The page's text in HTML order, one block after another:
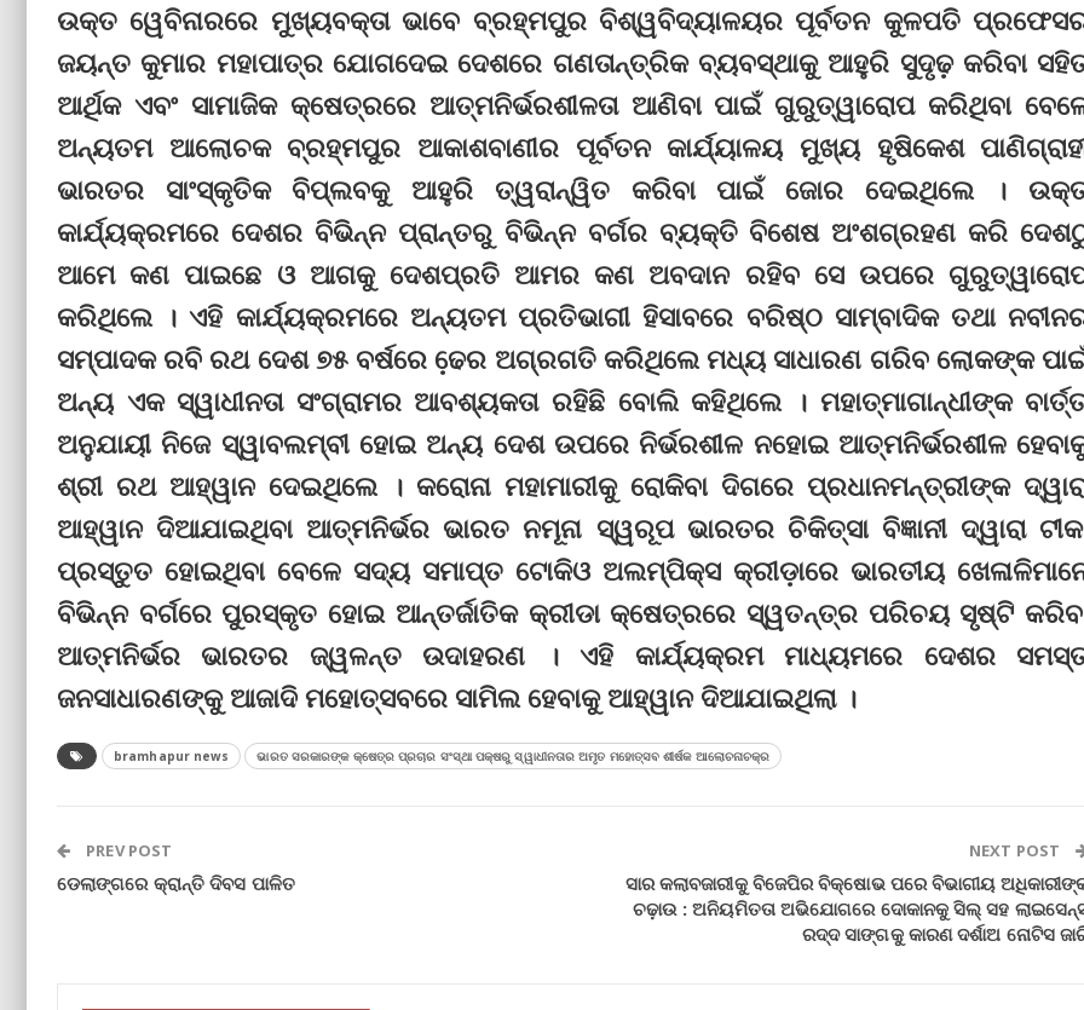
ଉକ୍ତ ୱେବିନାରରେ ମୁଖ୍ୟବକ୍ତା ଭାବେ ବ୍ରହ୍ମପୁର ବିଶ୍ୱବିଦ୍ୟାଳୟର ପୂର୍ବତନ କୁଳପତି
ଜୟନ୍ତ କୁମାର ମହାପାତ୍ର ଯୋଗଦେଇ ଦେଶରେ ଗଣତାନ୍ତ୍ରିକ ବ୍ୟବସ୍ଥାକୁ ଆହୁରି ସୁଦୃଢ଼ କରିବା
ଆର୍ଥିକ ଏବଂ ସାମାଜିକ କ୍ଷେତ୍ରରେ ଆତ୍ମନିର୍ଭରଶୀଳତା ଆଣିବା ପାଇଁ ଗୁରୁତ୍ୱାରୋପ କରିଥିବା
ଅନ୍ୟତମ ଆଲୋଚକ ବ୍ରହ୍ମପୁର ଆକାଶବାଣୀର ପୂର୍ବତନ କାର୍ଯ୍ୟାଳୟ ମୁଖ୍ୟ ହୃଷିକେଶ
ଭାରତର ସାଂସ୍କୃତିକ ବିପ୍ଲବକୁ ଆହୁରି ତ୍ୱରାନ୍ୱିତ କରିବା ପାଇଁ ଜୋର ଦେଇଥିଲେ ।
କାର୍ଯ୍ୟକ୍ରମରେ ଦେଶର ବିଭିନ୍ନ ପ୍ରାନ୍ତରୁ ବିଭିନ୍ନ ବର୍ଗର ବ୍ୟକ୍ତି ବିଶେଷ ଅଂଶଗ୍ରହଣ କରି
ଆମେ କଣ ପାଇଛେ ଓ ଆଗକୁ ଦେଶପ୍ରତି ଆମର କଣ ଅବଦାନ ରହିବ ସେ ଉପରେ
କରିଥିଲେ । ଏହି କାର୍ଯ୍ୟକ୍ରମରେ ଅନ୍ୟତମ ପ୍ରତିଭାଗୀ ହିସାବରେ ବରିଷ୍ଠ ସାମ୍ବାଦିକ ତଥା
ସମ୍ପାଦକ ରବି ରଥ ଦେଶ ୭୫ ବର୍ଷରେ ଢେ଼ର ଅଗ୍ରଗତି କରିଥିଲେ ମଧ୍ୟ ସାଧାରଣ ଗରିବ ଲୋକଙ୍କ
ଅନ୍ୟ ଏକ ସ୍ୱାଧୀନତା ସଂଗ୍ରାମର ଆବଶ୍ୟକତା ରହିଛି ବୋଲି କହିଥିଲେ । ମହାତ୍ମାଗାନ୍ଧୀଙ୍କ
ଅନୁଯାୟୀ ନିଜେ ସ୍ୱାବଲମ୍ବୀ ହୋଇ ଅନ୍ୟ ଦେଶ ଉପରେ ନିର୍ଭରଶୀଳ ନହୋଇ ଆତ୍ମନିର୍ଭରଶୀଳ
ଶ୍ରୀ ରଥ ଆହ୍ୱାନ ଦେଇଥିଲେ । କରୋନା ମହାମାରୀକୁ ରୋକିବା ଦିଗରେ ପ୍ରଧାନମନ୍ତ୍ରୀଙ୍କ
ଆହ୍ୱାନ ଦିଆଯାଇଥିବା ଆତ୍ମନିର୍ଭର ଭାରତ ନମୂନା ସ୍ୱରୂପ ଭାରତର ଚିକିତ୍ସା ବିଜ୍ଞାନୀ ଦ୍ୱାରା
ପ୍ରସ୍ତୁତ ହୋଇଥିବା ବେଳେ ସଦ୍ୟ ସମାପ୍ତ ଟୋକିଓ ଅଲମ୍ପିକ୍ସ କ୍ରୀଡ଼ାରେ ଭାରତୀୟ
ବିଭିନ୍ନ ବର୍ଗରେ ପୁରସ୍କୃତ ହୋଇ ଆନ୍ତର୍ଜାତିକ କ୍ରୀଡା କ୍ଷେତ୍ରରେ ସ୍ୱତନ୍ତ୍ର ପରିଚୟ ସୃଷ୍ଟି
ଆତ୍ମନିର୍ଭର ଭାରତର ଜ୍ୱଳନ୍ତ ଉଦାହରଣ । ଏହି କାର୍ଯ୍ୟକ୍ରମ ମାଧ୍ୟମରେ ଦେଶର
ଜନସାଧାରଣଙ୍କୁ ଆଜାଦି ମହୋତ୍ସବରେ ସାମିଲ ହେବାକୁ ଆହ୍ୱାନ ଦିଆଯାଇଥିଲା ।
bramhapur news ଭାରତ ସରକାରଙ୍କ କ୍ଷେତ୍ର ପ୍ରଚାର ସଂସ୍ଥା ପକ୍ଷରୁ ସ୍ୱାଧୀନତାର ଅମୃତ ମହୋତ୍ସବ ଶୀର୍ଷକ ଆଲୋଚନାଚକ୍ର
PREV POST
ଡେଲାଙ୍ଗରେ କ୍ରାନ୍ତି ଦିବସ ପାଳିତ
NEXT POST
ସାର କଲାବଜାରୀକୁ ବିଜେପିର ବିକ୍ଷୋଭ ପରେ ବିଭାଗୀୟ
ଚଢ଼ାଉ : ଅନିୟମିତତା ଅଭିଯୋଗରେ ଦୋକାନକୁ ସିଲ୍ ସହ
ରଦ୍ଦ ସାଙ୍ଗକୁ କାରଣ ଦର୍ଶାଅ ନୋଟିସ